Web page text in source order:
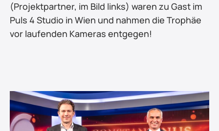
(Projektpartner, im Bild links) waren zu Gast im
Puls 4 Studio in Wien und nahmen die Trophäe
vor laufenden Kameras entgegen!